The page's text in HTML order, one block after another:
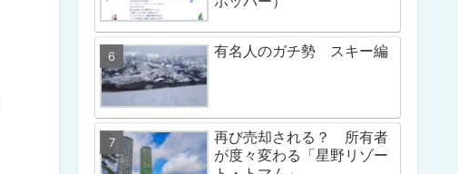
有名人のガチ勢 スキー編
再び売却される？ 所有者
が度々変わる「星野リゾー